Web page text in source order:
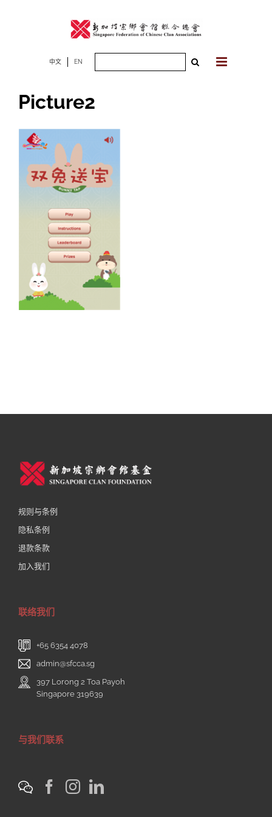
中文 EN
Picture2
规则与条例
隐私条例
退款条款
加入我们
联络我们
+65 6354 4078
admin@sfcca.sg
397 Lorong 2 Toa Payoh
Singapore 319639
与我们联系